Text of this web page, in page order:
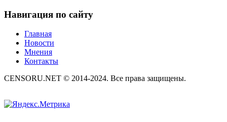
Навигация по сайту
Главная
Новости
Мнения
Контакты
CENSORU.NET © 2014-2024. Все права защищены.